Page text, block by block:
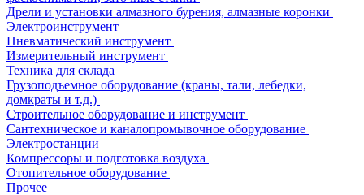
Дрели и установки алмазного бурения, алмазные коронки
Электроинструмент
Пневматический инструмент
Измерительный инструмент
Техника для склада
Грузоподъемное оборудование (краны, тали, лебедки,
домкраты и т.д.)
Строительное оборудование и инструмент
Сантехническое и каналопромывочное оборудование
Электростанции
Компрессоры и подготовка воздуха
Отопительное оборудование
Прочее